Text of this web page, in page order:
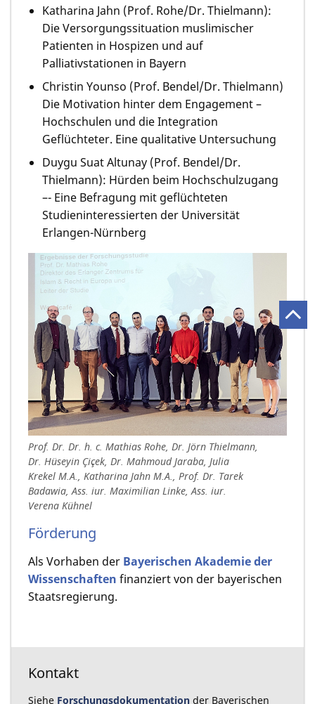
Katharina Jahn (Prof. Rohe/Dr. Thielmann):
Die Versorgungssituation muslimischer
Patienten in Hospizen und auf
Palliativstationen in Bayern
Christin Younso (Prof. Bendel/Dr. Thielmann)
Die Motivation hinter dem Engagement –
Hochschulen und die Integration
Geflüchteter. Eine qualitative Untersuchung
Duygu Suat Altunay (Prof. Bendel/Dr.
Thielmann): Hürden beim Hochschulzugang
–- Eine Befragung mit geflüchteten
Studieninteressierten der Universität
Erlangen-Nürnberg
Prof. Dr. Dr. h. c. Mathias Rohe, Dr. Jörn Thielmann,
Dr. Hüseyin Çiçek, Dr. Mahmoud Jaraba, Julia
Krekel M.A., Katharina Jahn M.A., Prof. Dr. Tarek
Badawia, Ass. iur. Maximilian Linke, Ass. iur.
Verena Kühnel
Förderung
Als Vorhaben der Bayerischen Akademie der
Wissenschaften finanziert von der bayerischen
Staatsregierung.
Kontakt
Siehe Forschungsdokumentation der Bayerischen